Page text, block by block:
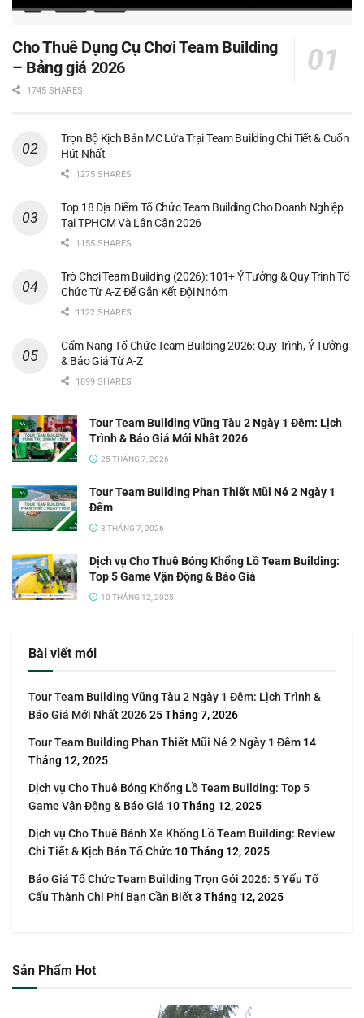
Cho Thuê Dụng Cụ Chơi Team Building
– Bảng giá 2026
1745 SHARES
Trọn Bộ Kịch Bản MC Lửa Trại Team Building Chi Tiết & Cuốn
Hút Nhất
1275 SHARES
Top 18 Địa Điểm Tổ Chức Team Building Cho Doanh Nghiệp
Tại TPHCM Và Lân Cận 2026
1155 SHARES
Trò Chơi Team Building (2026): 101+ Ý Tưởng & Quy Trình Tổ
Chức Từ A-Z Để Gắn Kết Đội Nhóm
1122 SHARES
Cẩm Nang Tổ Chức Team Building 2026: Quy Trình, Ý Tưởng
& Báo Giá Từ A-Z
1899 SHARES
Tour Team Building Vũng Tàu 2 Ngày 1 Đêm: Lịch
Trình & Báo Giá Mới Nhất 2026
25 THÁNG 7, 2026
Tour Team Building Phan Thiết Mũi Né 2 Ngày 1
Đêm
3 THÁNG 7, 2026
Dịch vụ Cho Thuê Bóng Khổng Lồ Team Building:
Top 5 Game Vận Động & Báo Giá
10 THÁNG 12, 2025
Bài viết mới
Tour Team Building Vũng Tàu 2 Ngày 1 Đêm: Lịch Trình &
Báo Giá Mới Nhất 202625 Tháng 7, 2026
Tour Team Building Phan Thiết Mũi Né 2 Ngày 1 Đêm 14
Tháng 12, 2025
Dịch vụ Cho Thuê Bóng Khổng Lồ Team Building: Top 5
Game Vận Động & Báo Giá 10 Tháng 12, 2025
Dịch vụ Cho Thuê Bánh Xe Khổng Lồ Team Building: Review
Chi Tiết & Kịch Bản Tổ Chức 10 Tháng 12, 2025
Báo Giá Tổ Chức Team Building Trọn Gói 2026: 5 Yếu Tố
Cấu Thành Chi Phí Bạn Cần Biết3 Tháng 12, 2025
Sản Phẩm Hot